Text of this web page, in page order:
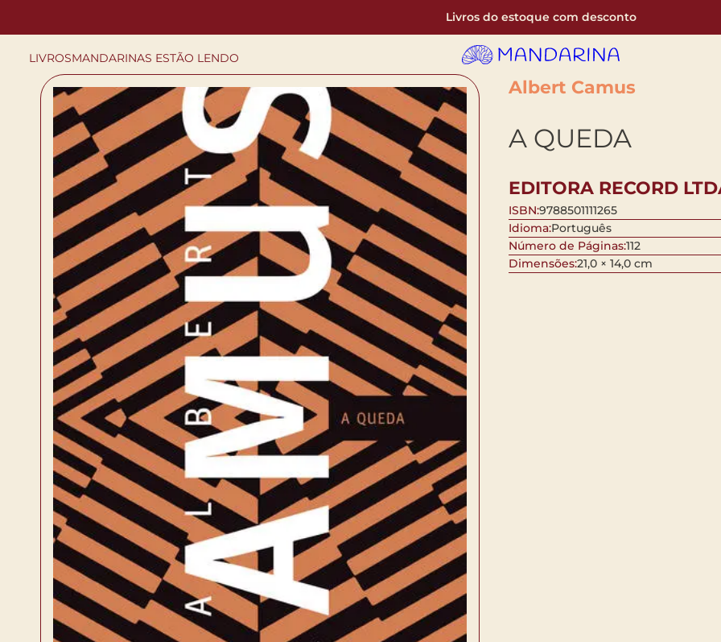
Livros do estoque com desconto
LIVROSMANDARINAS ESTÃO LENDO
Albert Camus
A QUEDA
EDITORA RECORD
ISBN:9788501111265
Idioma:Português
Número de Páginas:112
Dimensões:21,0 × 14,0 cm